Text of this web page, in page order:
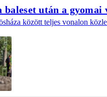
után a gyomai
között teljes vonalon